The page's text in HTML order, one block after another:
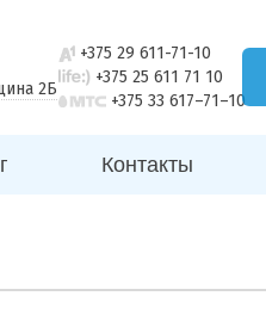
2Б
+375 29 611-71-10
+375 25 611 71 10
+375 33 617–71–10
Контакты